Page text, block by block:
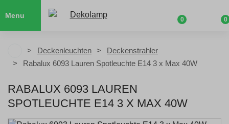
Menu
0 0
Deckenleuchten
Deckenstrahler
Rabalux 6093 Lauren Spotleuchte E14 3 x Max 40W
RABALUX 6093 LAUREN
SPOTLEUCHTE E14 3 X MAX 40W